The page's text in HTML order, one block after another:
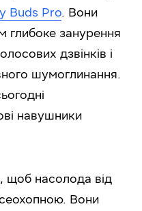
Buds Pro. Вони
глибоке занурення
дзвінків і
шумоглинання.
навушники
щоб насолода від
Вони